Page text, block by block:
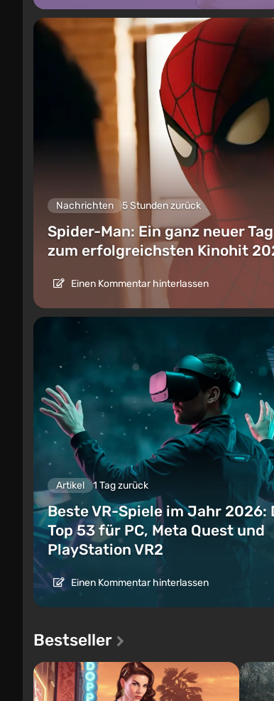
Nachrichten 5 Stunden zurück
Spider-Man: Ein ganz neuer
zum erfolgreichsten Kinohit
Einen Kommentar hinterlassen
Artikel 1 Tag zurück
Beste VR-Spiele im Jahr 2026:
Top 53 für PC, Meta Quest und
PlayStation VR2
Einen Kommentar hinterlassen
Bestseller